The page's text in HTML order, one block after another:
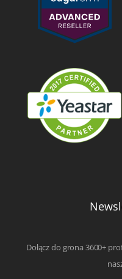
Dołącz do grona 3600+